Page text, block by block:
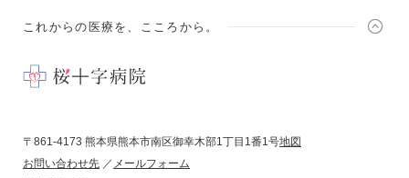
これからの医療を、こころから。
〒861-4173 熊本県熊本市南区御幸木部1丁目1番1号地図
お問い合わせ先 ／ メールフォーム